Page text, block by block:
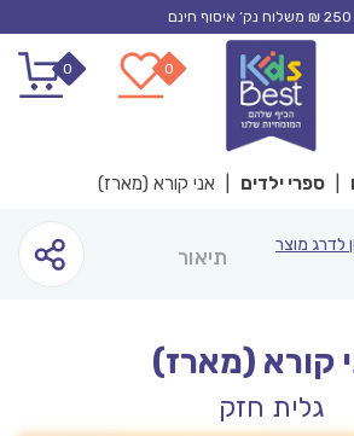
0
0
ספרי ילדים אני קורא (מארז)
לדרג מוצר
תיאור
קורא (מארז)
גלית חזק